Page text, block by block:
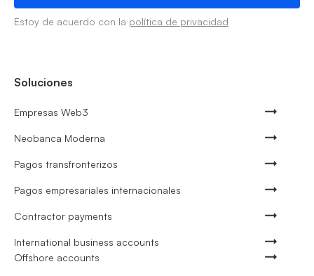
Estoy de acuerdo con la política de privacidad
Soluciones
Empresas Web3
Neobanca Moderna
Pagos transfronterizos
Pagos empresariales internacionales
Contractor payments
International business accounts
Offshore accounts